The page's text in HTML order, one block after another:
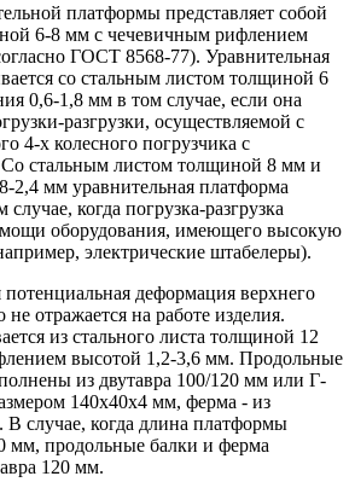
платформы представляет собой
6-8 мм с чечевичным рифлением
ГОСТ 8568-77). Уравнительная
со стальным листом толщиной 6
0,6-1,8 мм в том случае, если она
разгрузки, осуществляемой с
4-х колесного погрузчика с
стальным листом толщиной 8 мм и
2,4 мм уравнительная платформа
случае, когда погрузка-разгрузка
оборудования, имеющего высокую
электрические штабелеры).
деформация верхнего
отражается на работе изделия.
из стального листа толщиной 12
высотой 1,2-3,6 мм. Продольные
из двутавра 100/120 мм или Г-
140x40x4 мм, ферма - из
случае, когда длина платформы
мм, продольные балки и ферма
120 мм.